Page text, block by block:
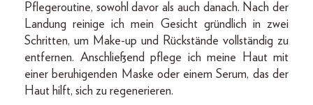
Pflegeroutine, sowohl davor als auch danach. Nach der
Landung reinige ich mein Gesicht gründlich in zwei
Schritten, um Make-up und Rückstände vollständig zu
entfernen. Anschließend pflege ich meine Haut mit
einer beruhigenden Maske oder einem Serum, das der
Haut hilft, sich zu regenerieren.